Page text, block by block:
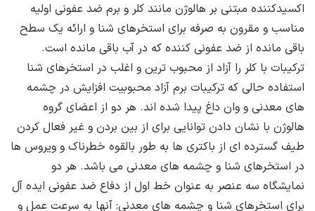
اکسیدکننده مبتنی بر هالوژن مانند کلر و برم ضد عفونی اولیه
مناسب و مقرون به صرفه برای استخرهای شنا و ارائه یک سطح
باقی مانده از ضد عفونی کننده که در آب باقی مانده است.
ترکیبات با کلر را آزاد از محبوب ترین و اغلب در استخرهای شنا
استفاده حالی که ترکیبات برم آزاد محبوبیت افزایش در چشمه
های معدنی و وان داغ پیدا شده اند. هر دو از اعضای گروه
هالوژن با نشان دادن توانایی برای از بین بردن و غیر فعال کردن
طیف گسترده ای از باکتری ها به طور بالقوه خطرناک و ویروس ها
در استخرهای شنا و چشمه های معدنی می باشد. هر دو
نمایشگاه سه عنصر به عنوان خط اول از دفاع ضد عفونی ایده آل
برای استخرهای شنا و چشمه های معدنی: آنها به سرعت عمل و